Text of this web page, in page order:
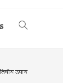
Toggle
उपाय